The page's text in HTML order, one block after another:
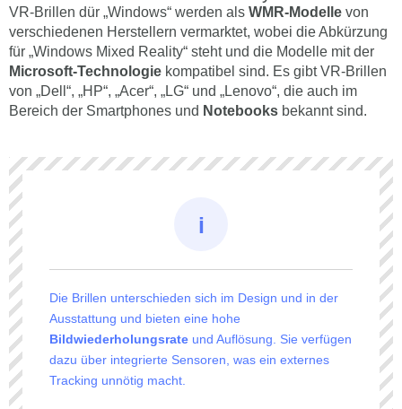
VR-Brillen dür „Windows“ werden als WMR-Modelle von
verschiedenen Herstellern vermarktet, wobei die Abkürzung
für „Windows Mixed Reality“ steht und die Modelle mit der
Microsoft-Technologie kompatibel sind. Es gibt VR-Brillen
von „Dell“, „HP“, „Acer“, „LG“ und „Lenovo“, die auch im
Bereich der Smartphones und Notebooks bekannt sind.
Die Brillen unterschieden sich im Design und in der
Ausstattung und bieten eine hohe
Bildwiederholungsrate und Auflösung. Sie verfügen
dazu über integrierte Sensoren, was ein externes
Tracking unnötig macht.